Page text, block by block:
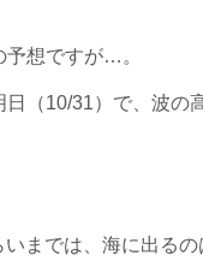
予想ですが…。
（10/31）で、波の
までは、海に出る